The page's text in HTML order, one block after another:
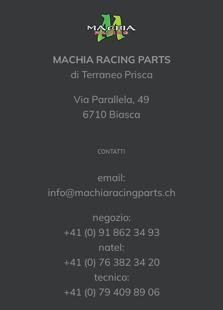
MACHIA RACING PARTS
di Terraneo Prisca
Via Parallela, 49
6710 Biasca
CONTATTI
email:
info@machiaracingparts.ch
negozio:
+41 (0) 91 862 34 93
natel:
+41 (0) 76 382 34 20
tecnico:
+41 (0) 79 409 89 06